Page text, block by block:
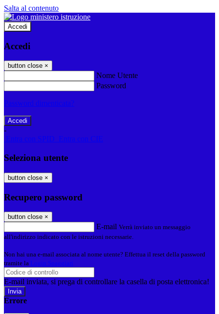
Salta al contenuto
Accedi
Accedi
button close ×
Nome Utente
Password
Password dimenticata?
-
Entra con SPID
Entra con CIE
Seleziona utente
button close ×
Recupero password
button close ×
E-mail Verrà inviato un messaggio
all'indirizzo indicato con le istruzioni necessarie.
Non hai una e-mail associata al nome utente? Effettua il reset della password
tramite la Login Spaggiari
E-mail inviata, si prega di controllare la casella di posta elettronica!
Errore